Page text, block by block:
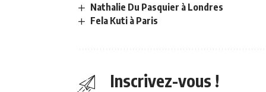
Nathalie Du Pasquier à Londres
Fela Kuti à Paris
Inscrivez-vous !